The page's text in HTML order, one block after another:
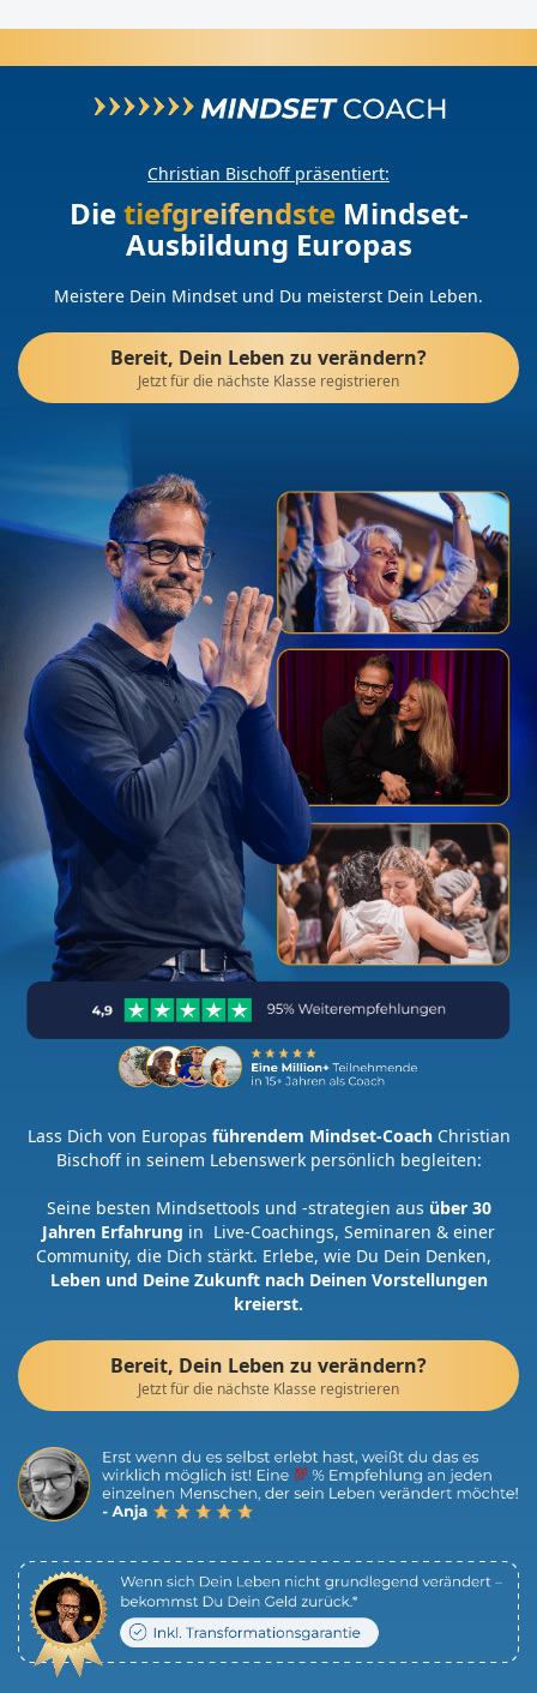
Christian Bischoff präsentiert:
Dietiefgreifendste Mindset-
Ausbildung Europas
Meistere Dein Mindset und Du meisterst Dein Leben.
Bereit, Dein Leben zu verändern?
Jetzt für die nächste Klasse registrieren
Lass Dich von Europas führendem Mindset-CoachChristian
Bischoff in seinem Lebenswerk persönlich begleiten:
Seine besten Mindsettools und -strategien aus über 30
Jahren Erfahrung in Live-Coachings, Seminaren & einer
Community, die Dich stärkt. Erlebe, wie Du Dein Denken,
Leben und Deine Zukunft nach Deinen Vorstellungen
kreierst.
Bereit, Dein Leben zu verändern?
Jetzt für die nächste Klasse registrieren